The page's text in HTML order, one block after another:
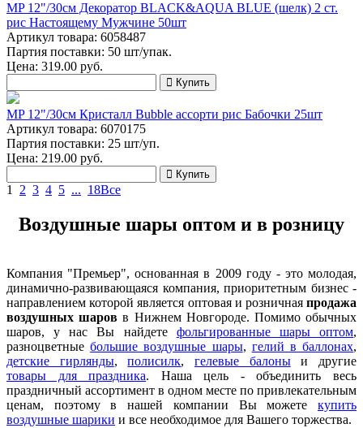
MP 12"/30см Декоратор BLACK&AQUA BLUE (шелк) 2 ст.
рис Настоящему Мужчине 50шт
Артикул товара: 6058487
Партия поставки: 50 шт/упак.
Цена: 319.00 руб.
Купить
MP 12"/30см Кристалл Bubble ассорти рис Бабочки 25шт
Артикул товара: 6070175
Партия поставки: 25 шт/уп.
Цена: 219.00 руб.
Купить
1 2 3 4 5 ... 18Все
Воздушные шары оптом и в розницу
Компания "Премьер", основанная в 2009 году - это молодая,
динамично-развивающаяся компания, приоритетным бизнес -
направлением которой является оптовая и розничная продажа
воздушных шаров в Нижнем Новгороде. Помимо обычных
шаров, у нас Вы найдете фольгированные шары оптом,
разноцветныебольшие воздушные шары, гелий в баллонах,
детские гирлянды,полисилк,гелевые балоныи другие
товары для праздника. Наша цель - объединить весь
праздничный ассортимент в одном месте по привлекательным
ценам, поэтому в нашей компании Вы можете купить
воздушные шарики и все необходимое для Вашего торжества.